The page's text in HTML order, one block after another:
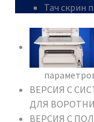
Тач скрин
ВЕРСИЯ С
ДЛЯ
ВЕРСИЯ С